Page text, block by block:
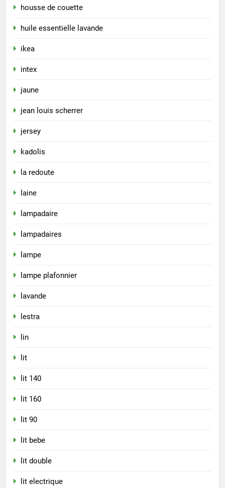
housse de couette
huile essentielle lavande
ikea
intex
jaune
jean louis scherrer
jersey
kadolis
la redoute
laine
lampadaire
lampadaires
lampe
lampe plafonnier
lavande
lestra
lin
lit
lit 140
lit 160
lit 90
lit bebe
lit double
lit electrique